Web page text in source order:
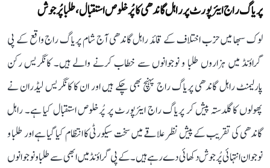
پریاگ راج ایئرپورٹ پر راہل گاندھی کا پُرخلوص استقبال، طلبا پُرجوش
لوک سبھا میں حزب اختلاف کے قائد راہل گاندھی آج شام پریاگ راج واقع کے پی
گراؤنڈ میں ہزاروں طلبا و نوجوانوں سے خطاب کرنے والے ہیں۔ کانگریس رکن
پارلیمنٹ راہل گاندھی پریاگ راج پہنچ بھی چکے ہیں اور ان کا کانگریس لیڈران نے
پھولوں کا گلدستہ پیش کر پریاگ راج ایئرپورٹ پر پُرخلوص استقبال کیا ہے۔ راہل
گاندھی کی تقریب کے پیش نظر علاقے میں سخت سیکورٹی کا انتظام کیا گیا ہے اور طلبا و
نوجوان انتہائی پُرجوش دکھائی دے رہے ہیں۔ کے پی گراؤنڈ میں ابھی سے طلبا و نوجوانوں